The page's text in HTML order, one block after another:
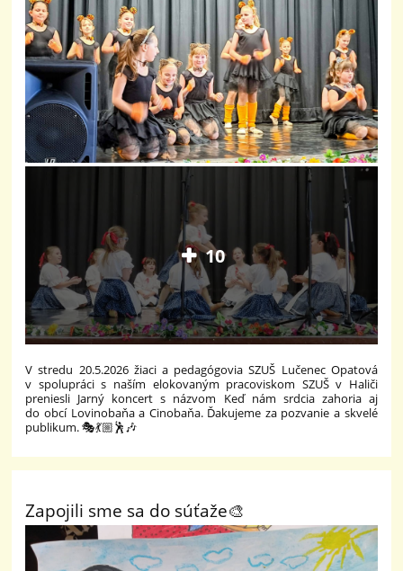
10
V stredu 20.5.2026 žiaci a pedagógovia SZUŠ Lučenec Opatová
v spolupráci s naším elokovaným pracoviskom SZUŠ v Haliči
preniesli Jarný koncert s názvom Keď nám srdcia zahoria aj
do obcí Lovinobaňa a Cinobaňa. Ďakujeme za pozvanie a skvelé
publikum. 🎭💃🏼🕺🎶
Zapojili sme sa do súťaže🎨